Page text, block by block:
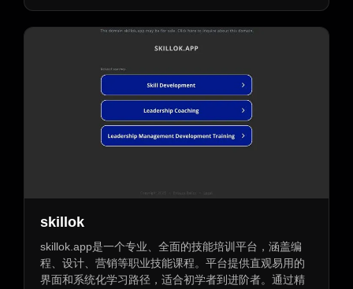
skillok
skillok.app是一个专业、全面的技能培训平台，涵盖编
程、设计、营销等职业技能课程。平台提供直观易用的
界面和系统化学习路径，适合初学者到进阶者。通过精